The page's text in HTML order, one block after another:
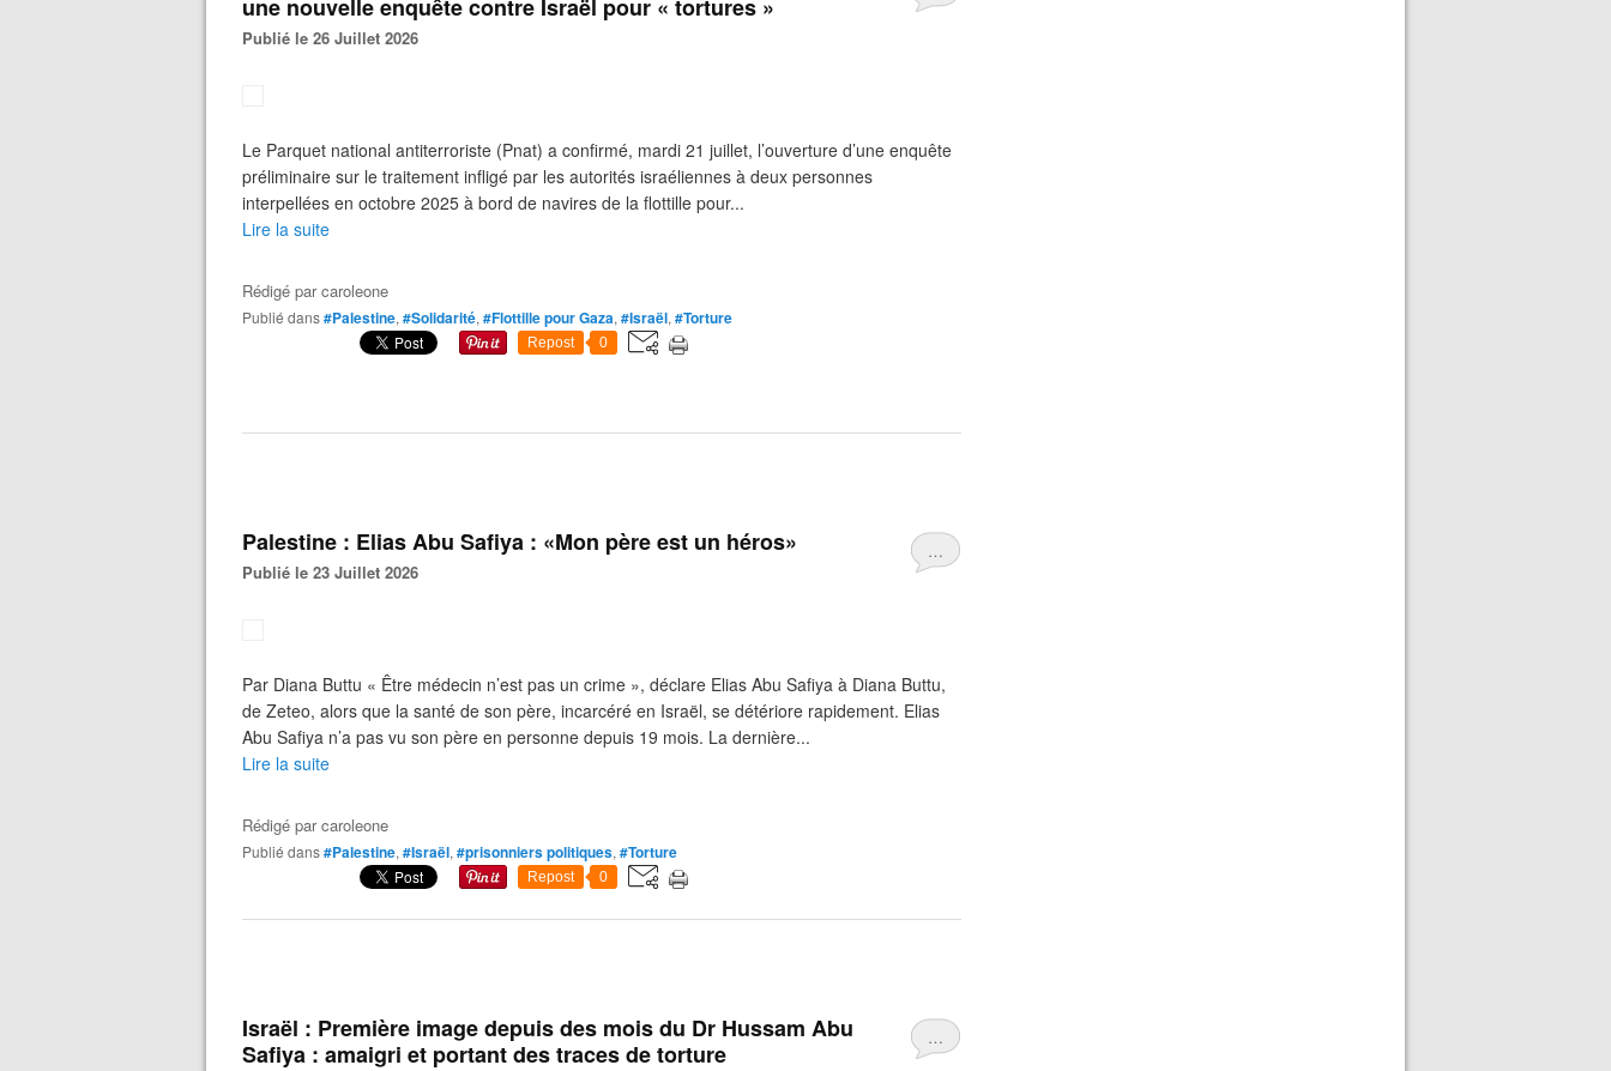
une nouvelle enquête contre Israël pour « tortures »
Publié le 26 Juillet 2026
Le Parquet national antiterroriste (Pnat) a confirmé, mardi 21 juillet, l’ouverture d’une enquête
préliminaire sur le traitement infligé par les autorités israéliennes à deux personnes
interpellées en octobre 2025 à bord de navires de la flottille pour...
Lire la suite
Rédigé parcaroleone
Publié dans#Palestine, #Solidarité, #Flottille pour Gaza, #Israël, #Torture
Repost 0
…
Palestine : Elias Abu Safiya : «Mon père est un héros»
Publié le 23 Juillet 2026
Par Diana Buttu « Être médecin n’est pas un crime », déclare Elias Abu Safiya à Diana Buttu,
de Zeteo, alors que la santé de son père, incarcéré en Israël, se détériore rapidement. Elias
Abu Safiya n’a pas vu son père en personne depuis 19 mois. La dernière...
Lire la suite
Rédigé parcaroleone
Publié dans#Palestine, #Israël, #prisonniers politiques, #Torture
Repost 0
…
Israël : Première image depuis des mois du Dr Hussam Abu
Safiya : amaigri et portant des traces de torture